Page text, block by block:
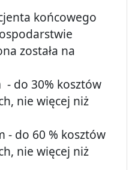
końcowego
została na
do 30% kosztów
nie więcej niż
- do 60 % kosztów
nie więcej niż